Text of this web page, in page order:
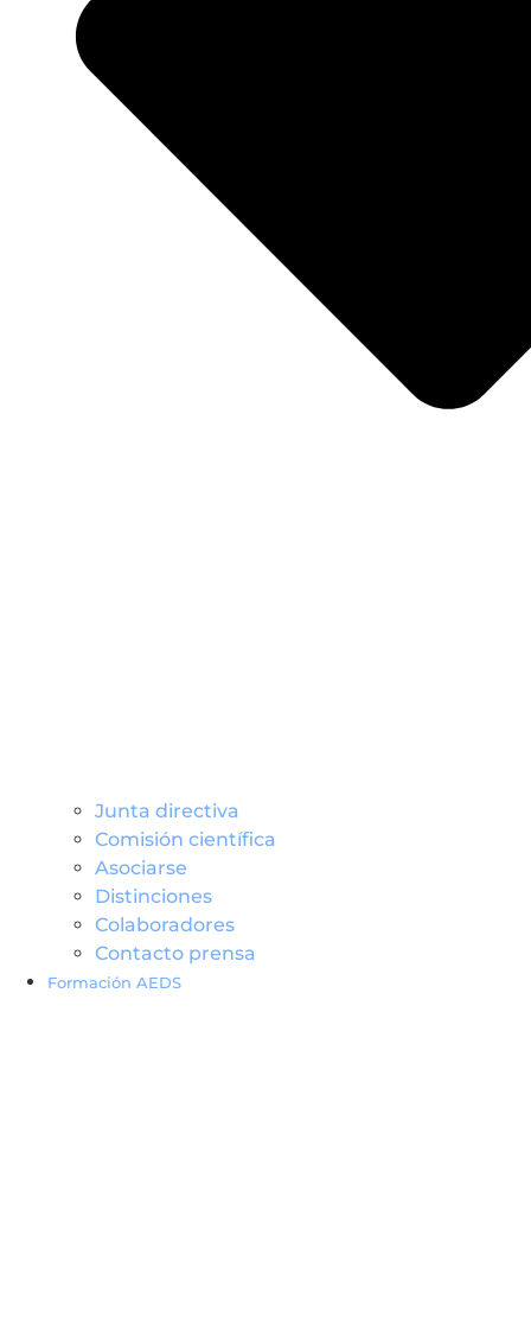
Junta directiva
Comisión científica
Asociarse
Distinciones
Colaboradores
Contacto prensa
Formación AEDS